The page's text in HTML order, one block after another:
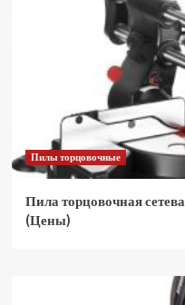
Пилы торцовочные
Пила торцовочная
(Цены)